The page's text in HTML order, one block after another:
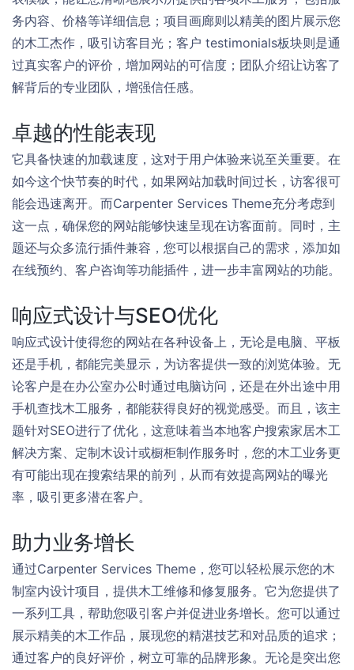
务内容、价格等详细信息；项目画廊则以精美的图片展示您
的木工杰作，吸引访客目光；客户 testimonials板块则是通
过真实客户的评价，增加网站的可信度；团队介绍让访客了
解背后的专业团队，增强信任感。
卓越的性能表现
它具备快速的加载速度，这对于用户体验来说至关重要。在
如今这个快节奏的时代，如果网站加载时间过长，访客很可
能会迅速离开。而Carpenter Services Theme充分考虑到
这一点，确保您的网站能够快速呈现在访客面前。同时，主
题还与众多流行插件兼容，您可以根据自己的需求，添加如
在线预约、客户咨询等功能插件，进一步丰富网站的功能。
响应式设计与SEO优化
响应式设计使得您的网站在各种设备上，无论是电脑、平板
还是手机，都能完美显示，为访客提供一致的浏览体验。无
论客户是在办公室办公时通过电脑访问，还是在外出途中用
手机查找木工服务，都能获得良好的视觉感受。而且，该主
题针对SEO进行了优化，这意味着当本地客户搜索家居木工
解决方案、定制木设计或橱柜制作服务时，您的木工业务更
有可能出现在搜索结果的前列，从而有效提高网站的曝光
率，吸引更多潜在客户。
助力业务增长
通过Carpenter Services Theme，您可以轻松展示您的木
制室内设计项目，提供木工维修和修复服务。它为您提供了
一系列工具，帮助您吸引客户并促进业务增长。您可以通过
展示精美的木工作品，展现您的精湛技艺和对品质的追求；
通过客户的良好评价，树立可靠的品牌形象。无论是突出您